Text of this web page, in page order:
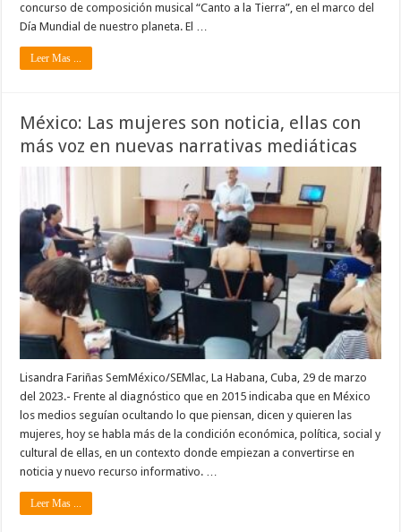
concurso de composición musical “Canto a la Tierra”, en el marco del
Día Mundial de nuestro planeta. El …
Leer Mas ...
México: Las mujeres son noticia, ellas con
más voz en nuevas narrativas mediáticas
Lisandra Fariñas SemMéxico/SEMlac, La Habana, Cuba, 29 de marzo
del 2023.- Frente al diagnóstico que en 2015 indicaba que en México
los medios seguían ocultando lo que piensan, dicen y quieren las
mujeres, hoy se habla más de la condición económica, política, social y
cultural de ellas, en un contexto donde empiezan a convertirse en
noticia y nuevo recurso informativo. …
Leer Mas ...